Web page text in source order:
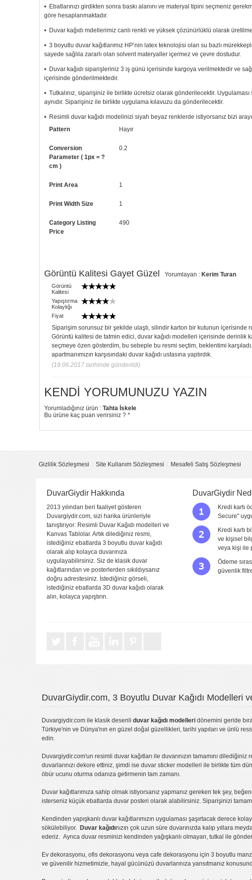
• Ebatlarınızı girdikten sonra baskı alanını ve materyal tipini seçmeniz
göre hesaplanmaktadır.
• Duvar kağıdı mdellerimiz canlı renkli ve yüksek çözünürlüklü olarak
• 3 boyutlu duvar kağıtlarımız HP’nin latex teknolojisi olan su bazlı
sayede sağlıla zararlı olan solvent materyaller içermez ve çevre dostudur.
• Duvar kağıdı siparişleriniz 3 iş günü içerisinde kargoya verilmektedir ve
içerisinde gönderilmektedir.
• Tutkalınız, siparişiniz ile birlikte ücretsiz olarak gönderilecektir. Uygulaması
aynıdır. Siparişiniz ile birlikte uygulama kılavuzu da gönderilecektir.
• Resimli duvar kağıdı modelinizi siyah beyaz renklerde istiyorsanız bizi
• Görselde düzenleme yaptırmak istiyorsanız yine bize telefon
Pattern Hayır
Conversion
Parameter ( 1px = ?
cm )
0.2
Print Area 1
Print Width Size 1
Category Listing
Price
490
Görüntü Kalitesi Gayet Güzel Yorumlayan : Kerim Turan
Görüntü
Kalitesi
Yapıştırma
Kolaylığı
Fiyat
Siparişim sorunsuz bir şekilde ulaştı, silindir karton bir kutunun içerisinde
Görüntü kalitesi de tatmin edici, duvar kağıdı modelleri içerisinde derinlik
seçmeye özen gösterdim, bu sebeple bu resmi seçtim, beklentimi
apartmanımızın karşısındaki duvar kağıdı ustasına yaptırdık.
(19.06.2017 tarihinde gönderildi)
KENDI YORUMUNUZU YAZIN
Yorumladığınız ürün :Tahta İskele
Bu ürüne kaç puan verirsiniz ?*
1 (kötü) 2 (fena değil) 3 (orta) 4 (iyi) 5 (çok iyi)
Fiyat
Sitede Görünecek İsim
Yorumunuzun Başlığı
Yorum
Gizlilik Sözleşmesi Site Kullanım Sözleşmesi Mesafeli Satış Sözleşmesi
DuvarGiydir Hakkında
2013 yılından beri faaliyet gösteren
Duvargiydir.com, sizi harika ürünleriyle
tanıştırıyor: Resimli Duvar Kağıdı modelleri ve
Kanvas Tablolar. Artık dilediğiniz resmi,
istediğiniz ebatlarda 3 boyutlu duvar kağıdı
olarak alıp kolayca duvarınıza
uygulayabilirsiniz. Siz de klasik duvar
kağıtlarından ve posterlerden sıkıldıysanız
doğru adrestesiniz. İstediğiniz görseli,
istediğiniz ebatlarda 3D duvar kağıdı olarak
alın, kolayca yapıştırın.
DuvarGiydir
Kredi kartı
Secure"
Kredi kartı
ve kişisel
veya kişi ile
Ödeme
güvenlik
DuvarGiydir.com, 3 Boyutlu Duvar Kağıdı
Duvargiydir.com ile klasik desenli duvar kağıdı modelleri dönemini geride
Türkiye'nin ve Dünya'nın en güzel doğal güzellikleri, tarihi yapıları ve ünlü
edin.
Duvargiydir.com'un resimli duvar kağıtları ile duvarınızın tamamını
duvarlarınızı dekore ettiniz, şimdi ise duvar sticker modelleri ile birlikte tüm
öbür ucunu oturma odanıza getirmenin tam zamanı.
Duvar kağıtlarımıza sahip olmak istiyorsanız yapmanız gereken tek şey,
isterseniz küçük ebatlarda duvar posteri olarak alabilirsiniz. Siparişinizi
Kendinden yapışkanlı duvar kağıtlarımızın uygulaması şaşırtacak derece
sökülebiliyor. Duvar kağıdınızın çok uzun süre duvarınızda kalıp yıllara
ederiz. Ayrıca duvar resminizi kendinden yağışkanlı olmayan, tutkal ile
Ev dekorasyonu, ofis dekorasyonu veya cafe dekorasyonu için 3 boyutlu
ve güvenilir hizmetimizle, hayal gücünüzü duvarlarınıza yansıtmanız